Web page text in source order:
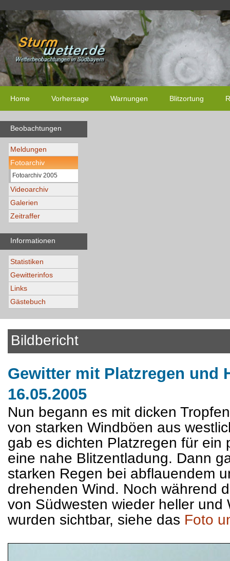
Home Vorhersage Warnungen Blitzortung
Beobachtungen
Meldungen
Fotoarchiv
Fotoarchiv 2005
Videoarchiv
Galerien
Zeitraffer
Informationen
Statistiken
Gewitterinfos
Links
Gästebuch
Bildbericht
Gewitter mit Platzregen und
16.05.2005
Nun begann es mit dicken
von starken Windböen aus
gab es dichten Platzregen für ein
eine nahe Blitzentladung. Dann
starken Regen bei abflauendem
drehenden Wind. Noch während
von Südwesten wieder heller und
wurden sichtbar, siehe das Foto